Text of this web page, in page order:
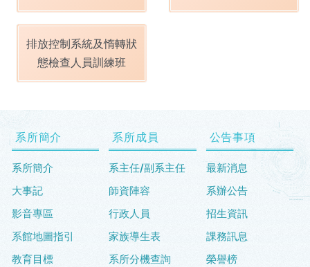
排放控制系統及惰轉狀
態檢查人員訓練班
系所簡介
系所簡介
大事記
影音專區
系館地圖指引
教育目標
系所成員
系主任/副系主任
師資陣容
行政人員
家族導生表
系所分機查詢
公告事項
最新消息
系辦公告
招生資訊
課務訊息
榮譽榜